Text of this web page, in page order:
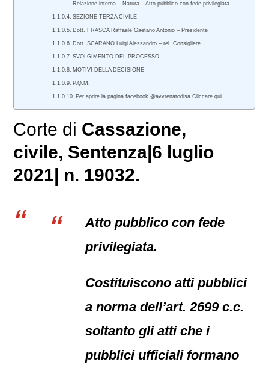
Relazione interna – Natura – Atto pubblico con fede privilegiata
SEZIONE TERZA CIVILE
Dott. FRASCA Raffaele Gaetano Antonio – Presidente
Dott. SCARANO Luigi Alessandro – rel. Consigliere
SVOLGIMENTO DEL PROCESSO
MOTIVI DELLA DECISIONE
P.Q.M.
Per aprire la pagina facebook @avvrenatodisa Cliccare qui
Corte di Cassazione,
civile, Sentenza|6 luglio
2021| n. 19032.
Atto pubblico con fede
privilegiata.
Costituiscono atti pubblici
a norma dell’art. 2699 c.c.
soltanto gli atti che i
pubblici ufficiali formano